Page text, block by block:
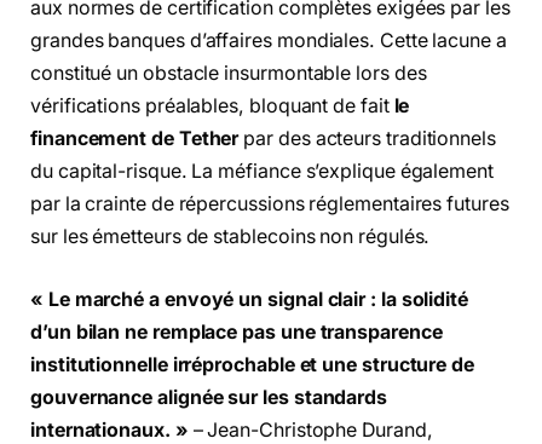
aux normes de certification complètes exigées par les
grandes banques d’affaires mondiales. Cette lacune a
constitué un obstacle insurmontable lors des
vérifications préalables, bloquant de fait le
financement de Tetherpar des acteurs traditionnels
du capital-risque. La méfiance s’explique également
par la crainte de répercussions réglementaires futures
sur les émetteurs de stablecoins non régulés.
« Le marché a envoyé un signal clair : la solidité
d’un bilan ne remplace pas une transparence
institutionnelle irréprochable et une structure de
gouvernance alignée sur les standards
internationaux. » – Jean-Christophe Durand,